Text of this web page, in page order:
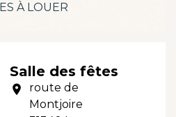
À LOUER
Salle des fêtes
location_on
route de
Montjoire